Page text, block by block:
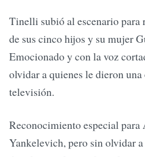
Tinelli subió al escenario para
de sus cinco hijos y su mujer
Emocionado y con la voz
olvidar a quienes le dieron
televisión.
Reconocimiento especial
Yankelevich, pero sin olvidar